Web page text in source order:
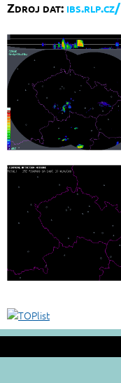
Zdroj dat: ibs.rlp.cz/